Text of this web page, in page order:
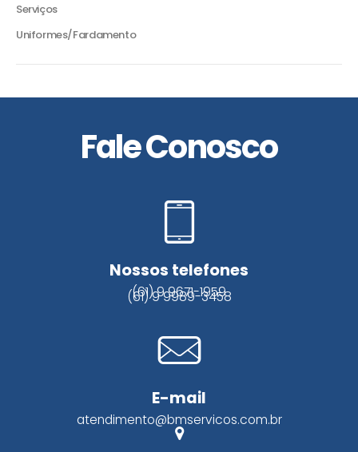
Serviços
Uniformes/Fardamento
Fale Conosco
Nossos telefones
(61) 9 9671-1959
(61) 9 9989-3458
E-mail
atendimento@bmservicos.com.br